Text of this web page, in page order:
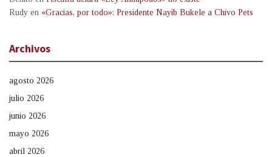
Rudy en «Gracias, por todo»: Presidente Nayib Bukele a Chivo Pets
Archivos
agosto 2026
julio 2026
junio 2026
mayo 2026
abril 2026